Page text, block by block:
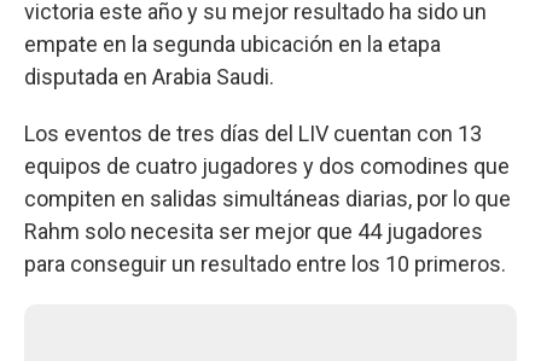
victoria este año y su mejor resultado ha sido un
empate en la segunda ubicación en la etapa
disputada en Arabia Saudi.
Los eventos de tres días del LIV cuentan con 13
equipos de cuatro jugadores y dos comodines que
compiten en salidas simultáneas diarias, por lo que
Rahm solo necesita ser mejor que 44 jugadores
para conseguir un resultado entre los 10 primeros.